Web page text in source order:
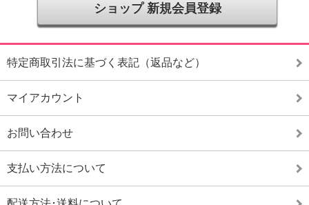
ショップ 新規会員登録
特定商取引法に基づく表記（返品など）
マイアカウント
お問い合わせ
支払い方法について